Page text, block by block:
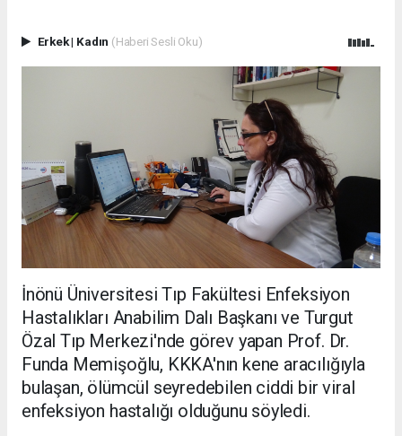
Erkek| Kadın (Haberi Sesli Oku)
İnönü Üniversitesi Tıp Fakültesi Enfeksiyon
Hastalıkları Anabilim Dalı Başkanı ve Turgut
Özal Tıp Merkezi'nde görev yapan Prof. Dr.
Funda Memişoğlu, KKKA'nın kene aracılığıyla
bulaşan, ölümcül seyredebilen ciddi bir viral
enfeksiyon hastalığı olduğunu söyledi.